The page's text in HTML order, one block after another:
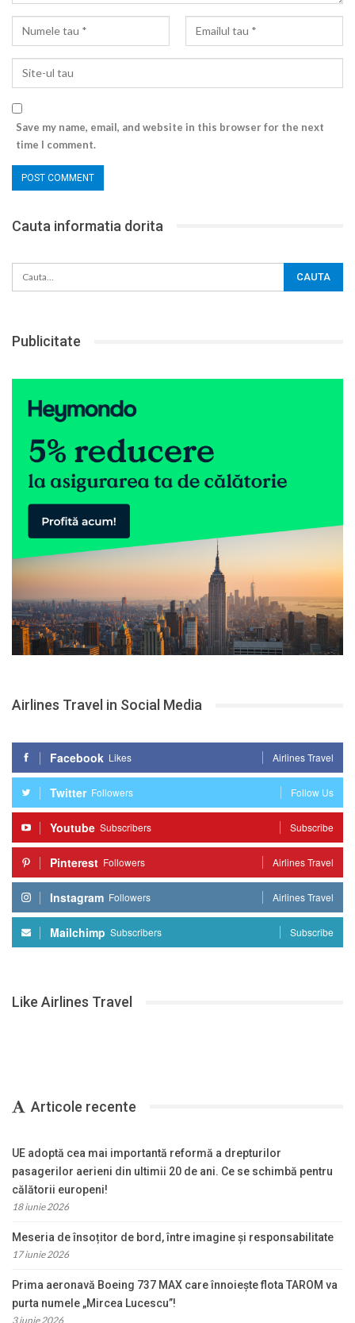
Save my name, email, and website in this browser for the next
time I comment.
Cauta informatia dorita
Publicitate
Airlines Travel in Social Media
Facebook Likes Airlines Travel
Twitter Followers Follow Us
Youtube Subscribers Subscribe
Pinterest Followers Airlines Travel
Instagram Followers Airlines Travel
Mailchimp Subscribers Subscribe
Like Airlines Travel
Articole recente
UE adoptă cea mai importantă reformă a drepturilor
pasagerilor aerieni din ultimii 20 de ani. Ce se schimbă pentru
călătorii europeni!
18 iunie 2026
Meseria de însoțitor de bord, între imagine și responsabilitate
17 iunie 2026
Prima aeronavă Boeing 737 MAX care înnoiește flota TAROM va
purta numele „Mircea Lucescu”!
3 iunie 2026